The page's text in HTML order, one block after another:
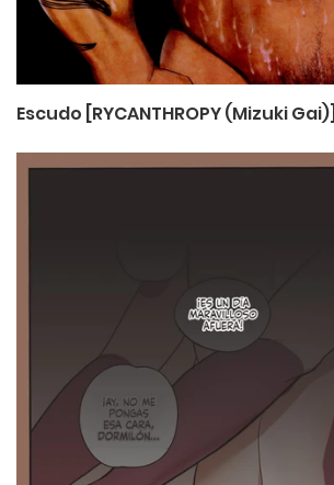
Escudo [RYCANTHROPY (Mizuki Gai)]